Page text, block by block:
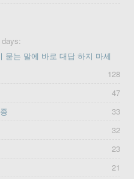
묻는 말에 바로 대답 하지 마세
128
47
33
32
23
21